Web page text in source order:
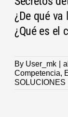
¿De qué
¿Qué es el
By User_mk
Competencia,
SOLUCIONES